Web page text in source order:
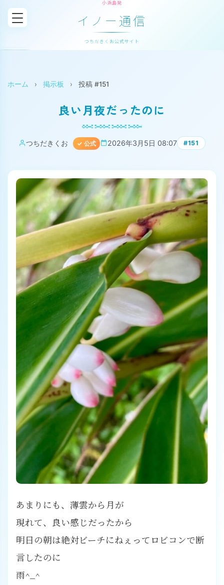
小浜島発
イノー通信
つちだきくお公式サイト
ホーム › 掲示板 › 投稿 #151
良い月夜だったのに
つちだきくお ✓ 公式 2026年3月5日 08:07 #151
あまりにも、薄雲から月が
現れて、良い感じだったから
明日の朝は絶対ビーチにねぇってロビコンで断
言したのに
雨^_^